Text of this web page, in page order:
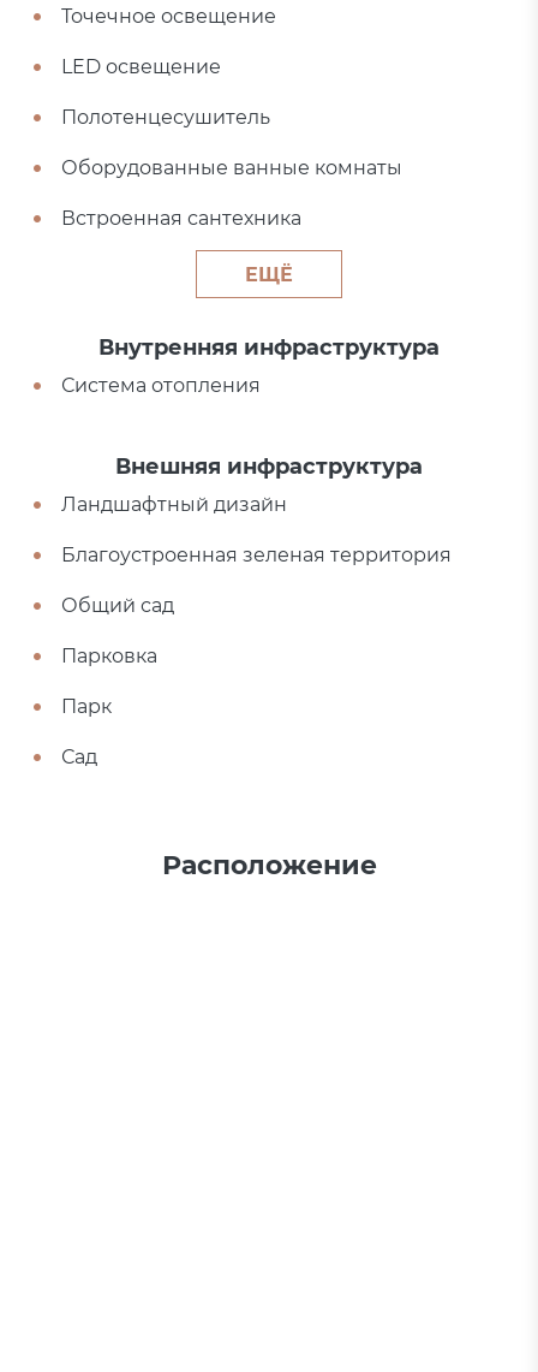
Точечное освещение
LED освещение
Полотенцесушитель
Оборудованные ванные комнаты
Встроенная сантехника
ЕЩЁ
Внутренняя инфраструктура
Система отопления
Внешняя инфраструктура
Ландшафтный дизайн
Благоустроенная зеленая территория
Общий сад
Парковка
Парк
Сад
Расположение